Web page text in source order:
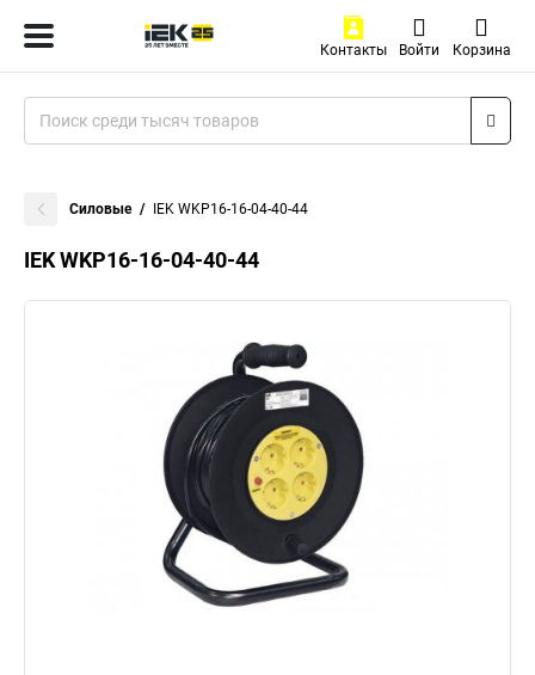
Контакты Войти Корзина
Силовые IEK WKP16-16-04-40-44
IEK WKP16-16-04-40-44